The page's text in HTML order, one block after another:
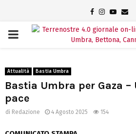
Facebook
Instagram
PRIMARY
Attualità Bastia Umbra
Bastia Umbra per Gaza
pace
di Redazione 4 Agosto 2025 154